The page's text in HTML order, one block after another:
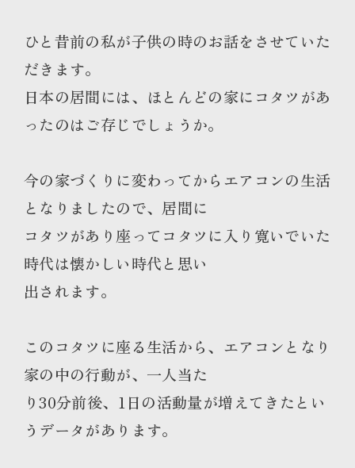
ひと昔前の私が子供の時のお話をさせていた
だきます。
日本の居間には、ほとんどの家にコタツがあ
ったのはご存じでしょうか。
今の家づくりに変わってからエアコンの生活
となりましたので、居間に
コタツがあり座ってコタツに入り寛いでいた
時代は懐かしい時代と思い
出されます。
このコタツに座る生活から、エアコンとなり
家の中の行動が、一人当た
り30分前後、1日の活動量が増えてきたとい
うデータがあります。